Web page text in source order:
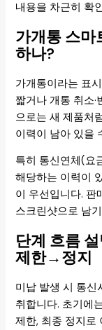
내용을 차근히 확
가개통 스마
하나?
가개통이라는 표
짧거나 개통 취소
으로는 새 제품처
이력이 남아 있을
특히 통신연체(요
해당하는 이력이
이 우선입니다. 판
스크린샷으로 남
단계 흐름
제한→정지
미납 발생 시 통신
취합니다. 초기에
제한, 최종 정지로